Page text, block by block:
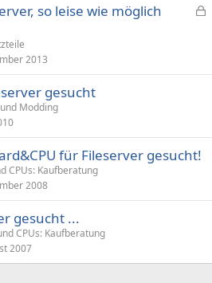
e
so leise wie möglich
2013
gesucht
Modding
für Fileserver gesucht!
CPUs: Kaufberatung
2008
gesucht ...
CPUs: Kaufberatung
2007